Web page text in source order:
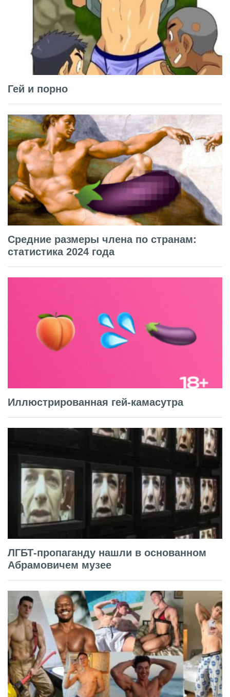
Гей и порно
Средние размеры члена по странам:
статистика 2024 года
Иллюстрированная гей-камасутра
ЛГБТ-пропаганду нашли в основанном
Абрамовичем музее